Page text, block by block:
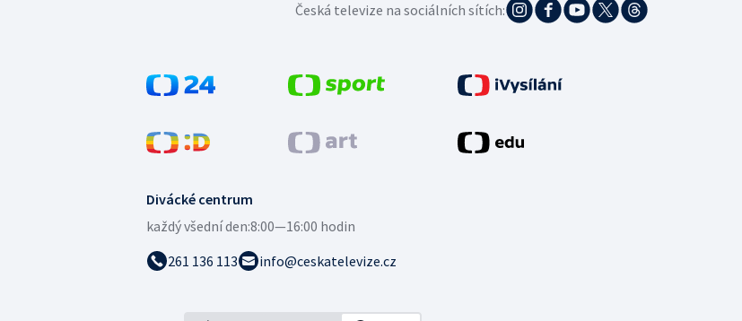
Divácké centrum
každý všední den:8:00—16:00 hodin
261 136 113
info@ceskatelevize.cz
Česká televize na sociálních sítích: